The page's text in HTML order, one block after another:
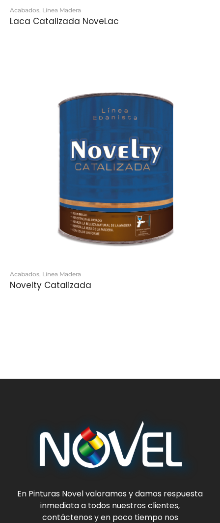
Acabados, Línea Madera
Laca Catalizada NoveLac
Acabados, Línea Madera
Novelty Catalizada
En Pinturas Novelvaloramos y damos respuesta
inmediata a todos nuestros clientes,
contáctenos y en poco tiempo nos